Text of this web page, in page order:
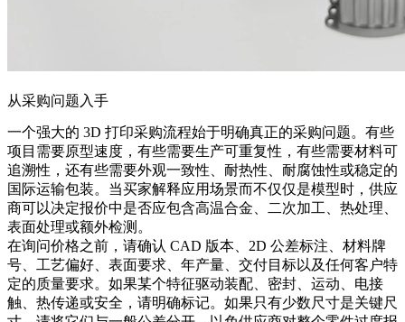
从采购问题入手
一个强大的 3D 打印采购流程始于明确真正的采购问题。有些
项目需要原型速度，有些需要生产可重复性，有些需要材料可
追溯性，还有些需要外观一致性、耐热性、耐腐蚀性或稳定的
国际运输包装。当买家解释应用场景而不仅仅是模型时，供应
商可以决定报价中是否应包含高温合金 、二次加工、热处理、
表面处理或额外检测。
在询问价格之前，请确认 CAD 版本、2D 公差标注、材料牌
号、工艺偏好、表面要求、年产量、交付目标以及任何客户特
定的质量要求。如果某个特征驱动装配、密封、运动、电接
触、热传递或安全，请明确标记。如果只有少数尺寸是关键尺